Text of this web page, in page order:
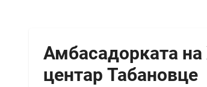
Амбасадорката на
центар Табановце